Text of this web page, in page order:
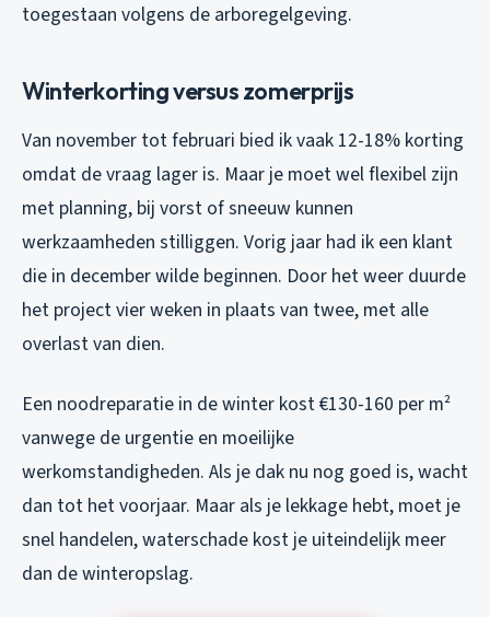
toegestaan volgens de arboregelgeving.
Winterkorting versus zomerprijs
Van november tot februari bied ik vaak 12-18% korting
omdat de vraag lager is. Maar je moet wel flexibel zijn
met planning, bij vorst of sneeuw kunnen
werkzaamheden stilliggen. Vorig jaar had ik een klant
die in december wilde beginnen. Door het weer duurde
het project vier weken in plaats van twee, met alle
overlast van dien.
Een noodreparatie in de winter kost €130-160 per m²
vanwege de urgentie en moeilijke
werkomstandigheden. Als je dak nu nog goed is, wacht
dan tot het voorjaar. Maar als je lekkage hebt, moet je
snel handelen, waterschade kost je uiteindelijk meer
dan de winteropslag.